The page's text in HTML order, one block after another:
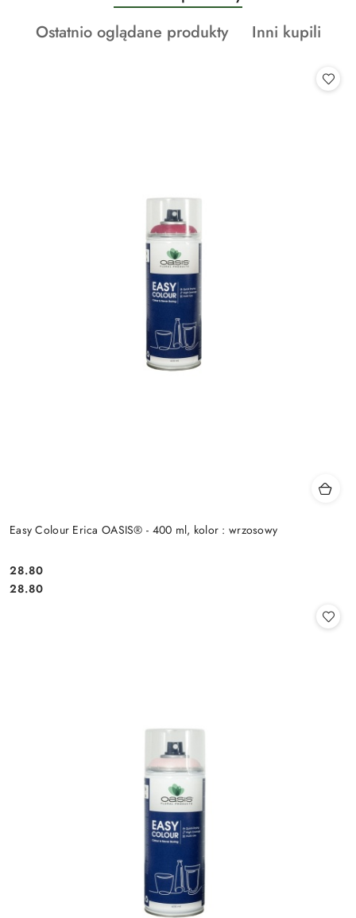
o
statusie:
Produkty
Ostatnio oglądane produkty
Produkty
Inni kupili
Easy Colour Erica OASIS® - 400 ml, kolor : wrzosowy
Cena:
28.80
Cena:
28.80